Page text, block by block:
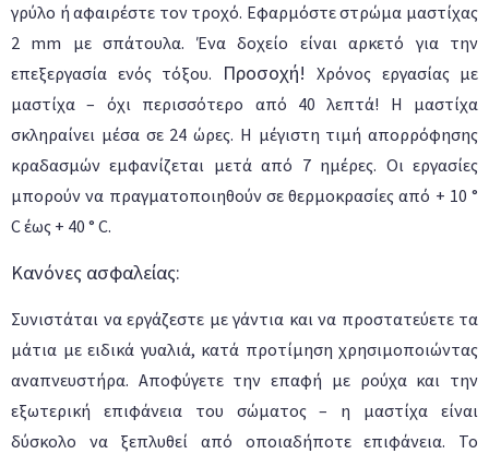
γρύλο ή αφαιρέστε τον τροχό. Εφαρμόστε στρώμα μαστίχας
2 mm με σπάτουλα. Ένα δοχείο είναι αρκετό για την
επεξεργασία ενός τόξου.
Προσοχή! Χρόνος εργασίας με
μαστίχα – όχι περισσότερο από 40 λεπτά! Η μαστίχα
σκληραίνει μέσα σε 24 ώρες. Η μέγιστη τιμή απορρόφησης
κραδασμών εμφανίζεται μετά από 7 ημέρες. Οι εργασίες
μπορούν να πραγματοποιηθούν σε θερμοκρασίες από + 10 °
C έως + 40 ° C.
Κανόνες ασφαλείας:
Συνιστάται να εργάζεστε με γάντια και να προστατεύετε τα
μάτια με ειδικά γυαλιά, κατά προτίμηση χρησιμοποιώντας
αναπνευστήρα. Αποφύγετε την επαφή με ρούχα και την
εξωτερική επιφάνεια του σώματος – η μαστίχα είναι
δύσκολο να ξεπλυθεί από οποιαδήποτε επιφάνεια. Το